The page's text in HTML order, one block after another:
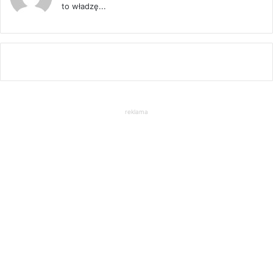
to władzę...
reklama